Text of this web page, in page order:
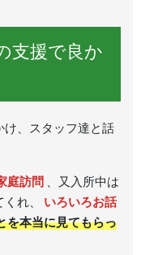
支援で良か
け、スタッフ達と話
庭訪問
、又入所中は
れ、
いろいろお話
を本当に見てもらっ